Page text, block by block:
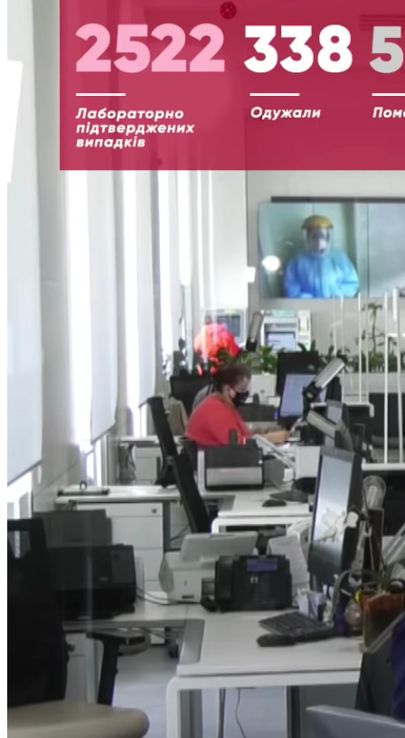
Працевлаштування
Про глухих
Постаті в УТОГ
Все про УТОГ: ваші права, послуги та підтримка:
Благодійні справи
Історія глухих
Коронавірус
Брифінги
Корисні інформаційні матеріали від Т. Ломакіної
Всеукраїнська Рада голів обласних
Всеукраїнська Рада ветеранів УТОГ
Всеукраїнська Рада перекладачів жестової
мови УТОГ
Всеукраїнська Рада директорів УТОГ
Всеукраїнська молодіжна Рада УТОГ
Молодіжні лідери УТОГ
Ветерани УТОГ
Мережа УТОГ
Підприємства УТОГ
Рекорди УТОГ
Видання УТОГ
Звіти
Посилання сторінок УТОГ
Контакти
Навчальні програми
Дошкільна освіта
Загальна освіта
Для абітурієнтів
Уроки
Українська жестова мова
Географія
Я досліджую світ